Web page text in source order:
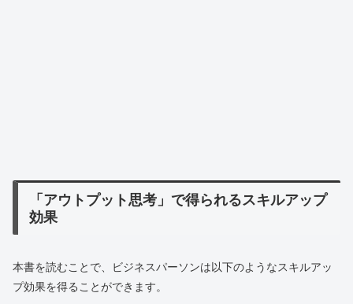
「アウトプット思考」で得られるスキルアップ
効果
本書を読むことで、ビジネスパーソンは以下のようなスキルアッ
プ効果を得ることができます。